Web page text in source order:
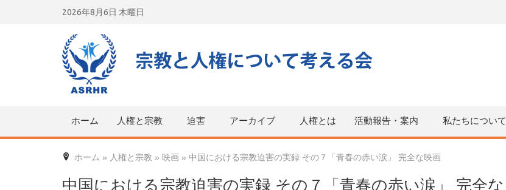
2026年8月6日 木曜日
ホーム 人権と宗教 迫害 アーカイブ 人権とは 活動報告・案内 私たちについて
ホーム » 人権と宗教 » 映画 » 中国における宗教迫害の実録 その７「青春の赤い涙」 完全な映画
中国における宗教迫害の実録 その７「青春の赤い涙」 完全な